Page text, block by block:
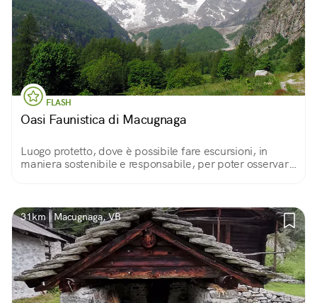
FLASH
Oasi Faunistica di Macugnaga
Luogo protetto, dove è possibile fare escursioni, in
maniera sostenibile e responsabile, per poter osservare
31km | Macugnaga, VB